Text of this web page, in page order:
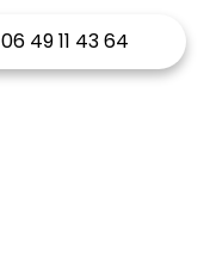
06 49 11 43 64